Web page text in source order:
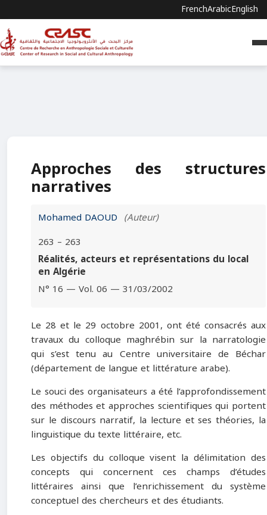
FrenchArabicEnglish
Approches des structures
narratives
Mohamed DAOUD (Auteur)
263 – 263
Réalités, acteurs et représentations du local
en Algérie
N° 16 — Vol. 06 — 31/03/2002
Le 28 et le 29 octobre 2001, ont été consacrés aux
travaux du colloque maghrébin sur la narratologie
qui s’est tenu au Centre universitaire de Béchar
(département de langue et littérature arabe).
Le souci des organisateurs a été l’approfondissement
des méthodes et approches scientifiques qui portent
sur le discours narratif, la lecture et ses théories, la
linguistique du texte littéraire, etc.
Les objectifs du colloque visent la délimitation des
concepts qui concernent ces champs d’études
littéraires ainsi que l’enrichissement du système
conceptuel des chercheurs et des étudiants.